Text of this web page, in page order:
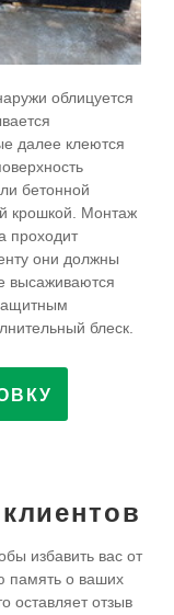
облицуется
далее клеются
бетонной
крошкой. Монтаж
проходит
они должны
высаживаются
блеск.
избавить вас от
память о ваших
оставляет отзыв